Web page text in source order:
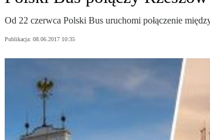
Od 22 czerwca Polski Bus uruchomi połączenie
Publikacja: 08.06.2017 10:35